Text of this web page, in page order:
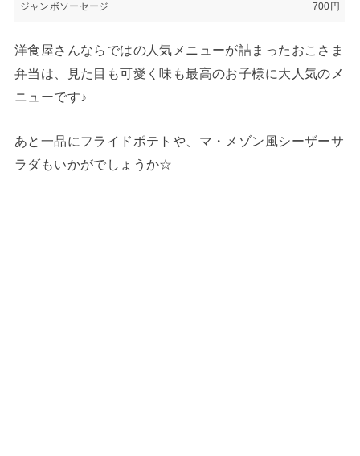
ジャンボソーセージ 700円
洋食屋さんならではの人気メニューが詰まったおこさま
弁当は、見た目も可愛く味も最高のお子様に大人気のメ
ニューです♪
あと一品にフライドポテトや、マ・メゾン風シーザーサ
ラダもいかがでしょうか☆